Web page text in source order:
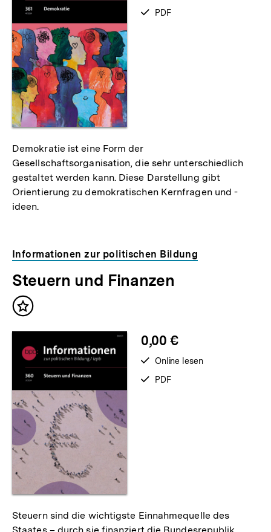
verfügbar
PDF
Demokratie ist eine Form der
Gesellschaftsorganisation, die sehr unterschiedlich
gestaltet werden kann. Diese Darstellung gibt
Orientierung zu demokratischen Kernfragen und -
ideen.
Informationen zur politischen Bildung
Steuern und Finanzen
Inhalt
0,00 €
verfügbar
zum
Online lesen
verfügbar
PDF
Steuern sind die wichtigste Einnahmequelle des